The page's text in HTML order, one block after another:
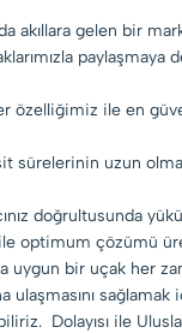
gelen bir
paylaşmaya
özelliğimiz ile en
uzun
doğrultusunda
optimum çözümü
uygun bir uçak her
sağlamak
Dolayısı ile